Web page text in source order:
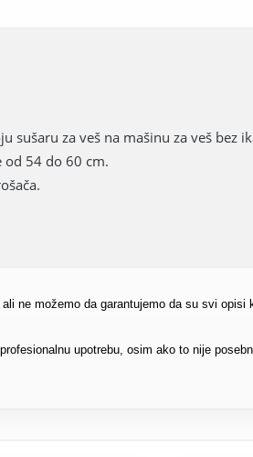
sušaru za veš na mašinu za veš bez
54 do 60 cm.
ne možemo da garantujemo da su svi opisi
upotrebu, osim ako to nije